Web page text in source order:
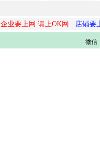
企业要上网 请上OK网 店铺要
微信